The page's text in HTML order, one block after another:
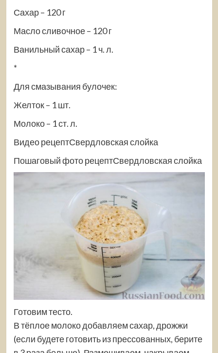
Сахар – 120 г
Масло сливочное – 120 г
Ванильный сахар – 1 ч. л.
*
Для смазывания булочек:
Желток – 1 шт.
Молоко – 1 ст. л.
Видео рецептСвердловская слойка
Пошаговый фото рецептСвердловская слойка
Готовим тесто.
В тёплое молоко добавляем сахар, дрожжи
(если будете готовить из прессованных, берите